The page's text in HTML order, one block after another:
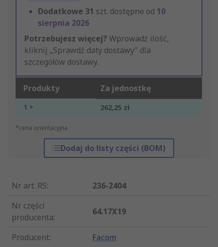
Dodatkowe 31 szt. dostępne od 10
sierpnia 2026
Potrzebujesz więcej? Wprowadź ilość,
kliknij „Sprawdź daty dostawy” dla
szczegółów dostawy.
Produkty Za jednostkę
1 + 262,25 zł
*cena orientacyjna
Dodaj do listy części (BOM)
Nr art. RS:
236-2404
Nr części
producenta:
64.17X19
Producent: Facom